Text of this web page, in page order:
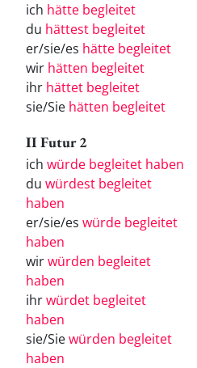
ich hätte begleitet
du hättest begleitet
er/sie/es hätte begleitet
wir hätten begleitet
ihr hättet begleitet
sie/Sie hätten begleitet
II Futur 2
ich würde begleitet haben
du würdest begleitet
haben
er/sie/es würde begleitet
haben
wirwürden begleitet
haben
ihrwürdet begleitet
haben
sie/Siewürden begleitet
haben